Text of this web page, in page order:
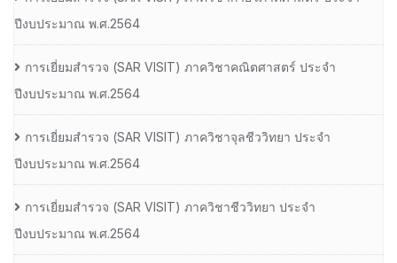
ปีงบประมาณ พ.ศ.2564
การเยี่ยมสํารวจ (SAR VISIT) ภาควิชาคณิตศาสตร์ ประจํา
ปีงบประมาณ พ.ศ.2564
การเยี่ยมสํารวจ (SAR VISIT) ภาควิชาจุลชีววิทยา ประจํา
ปีงบประมาณ พ.ศ.2564
การเยี่ยมสํารวจ (SAR VISIT) ภาควิชาชีววิทยา ประจํา
ปีงบประมาณ พ.ศ.2564